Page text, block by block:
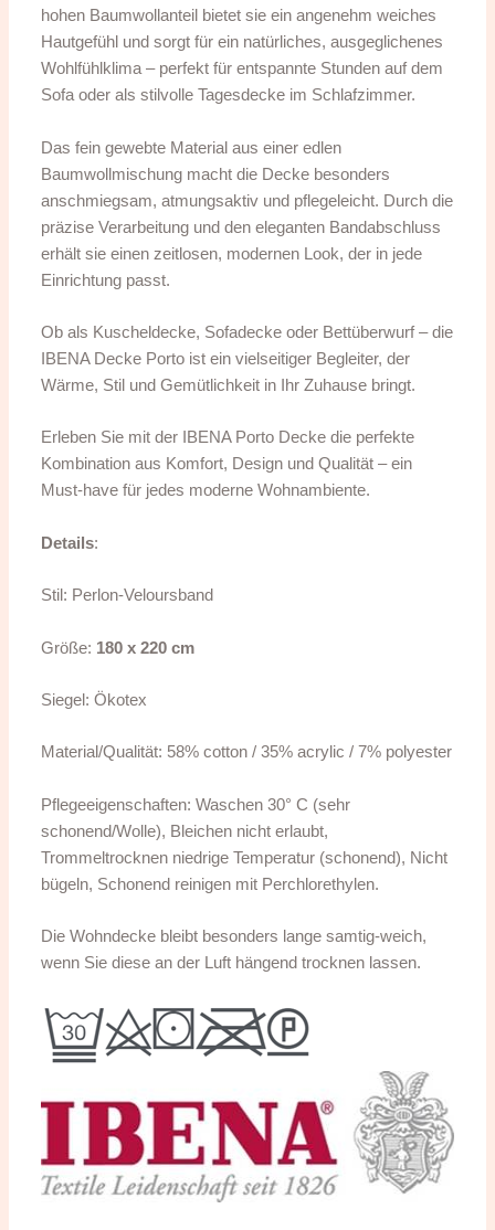
hohen Baumwollanteil bietet sie ein angenehm weiches
Hautgefühl und sorgt für ein natürliches, ausgeglichenes
Wohlfühlklima – perfekt für entspannte Stunden auf dem
Sofa oder als stilvolle Tagesdecke im Schlafzimmer.
Das fein gewebte Material aus einer edlen
Baumwollmischung macht die Decke besonders
anschmiegsam, atmungsaktiv und pflegeleicht. Durch die
präzise Verarbeitung und den eleganten Bandabschluss
erhält sie einen zeitlosen, modernen Look, der in jede
Einrichtung passt.
Ob als Kuscheldecke, Sofadecke oder Bettüberwurf – die
IBENA Decke Porto ist ein vielseitiger Begleiter, der
Wärme, Stil und Gemütlichkeit in Ihr Zuhause bringt.
Erleben Sie mit der IBENA Porto Decke die perfekte
Kombination aus Komfort, Design und Qualität – ein
Must-have für jedes moderne Wohnambiente.
Details:
Stil: Perlon-Veloursband
Größe: 180 x 220 cm
Siegel: Ökotex
Material/Qualität: 58% cotton / 35% acrylic / 7% polyester
Pflegeeigenschaften: Waschen 30° C (sehr
schonend/Wolle), Bleichen nicht erlaubt,
Trommeltrocknen niedrige Temperatur (schonend), Nicht
bügeln, Schonend reinigen mit Perchlorethylen.
Die Wohndecke bleibt besonders lange samtig-weich,
wenn Sie diese an der Luft hängend trocknen lassen.